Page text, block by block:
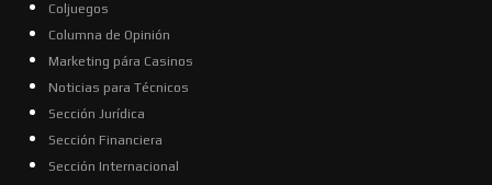
Coljuegos
Columna de Opinión
Marketing pára Casinos
Noticias para Técnicos
Sección Jurídica
Sección Financiera
Sección Internacional